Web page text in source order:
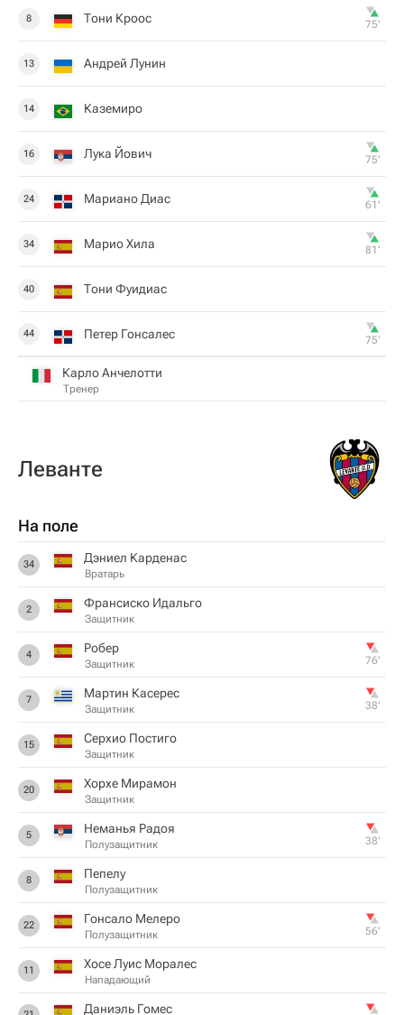
8 Тони Кроос 75‎’‎
13 Андрей Лунин
14 Каземиро
16 Лука Йович 75‎’‎
24 Мариано Диас 61‎’‎
34 Марио Хила 81‎’‎
40 Тони Фуидиас
44 Петер Гонсалес 75‎’‎
Карло Анчелотти
Тренер
Леванте
На поле
34 Дэниел Карденас
Вратарь
2 Франсиско Идальго
Защитник
4 Робер
Защитник 76‎’‎
7 Мартин Касерес
Защитник 38‎’‎
15 Серхио Постиго
Защитник
20 Хорхе Мирамон
Защитник
5 Неманья Радоя
Полузащитник 38‎’‎
8 Пепелу
Полузащитник
22 Гонсало Мелеро
Полузащитник 56‎’‎
11 Хосе Луис Моралес
Нападающий
Даниэль Гомес